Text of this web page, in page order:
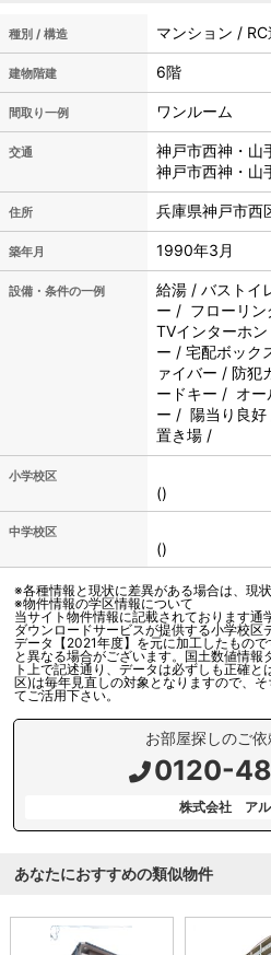
種別 / 構造 マンション /
建物階建 6階
間取り一例 ワンルーム
交通
神戸市西神・山
神戸市西神・山
住所 兵庫県神戸市西
築年月 1990年3月
設備・条件の一例
給湯 / バストイ
ー / フローリ
TVインターホ
ー / 宅配ボック
ァイバー / 防犯
ードキー / オー
ー / 陽当り良
置き場 /
小学校区
()
中学校区
()
※各種情報と現状に差異がある場合は、現
※物件情報の学区情報について
当サイト物件情報に記載されております通
ダウンロードサービスが提供する小学校
データ【2021年度】を元に加工したもの
と異なる場合がございます。国土数値情報
ト上で記述通り、データは必ずしも正確
区)は毎年見直しの対象となりますので、
てご活用下さい。
お部屋探しのご
0120-
株式会社 ア
あなたにおすすめの類似物件